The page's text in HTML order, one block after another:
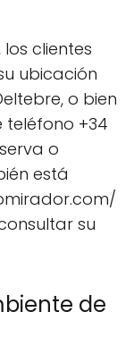
clientes
ubicación
o bien
+34
o
está
su
de